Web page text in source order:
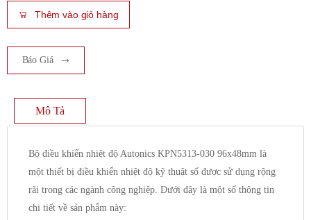
Thêm vào giỏ hàng
Báo Giá
Mô Tả
Bộ điều khiển nhiệt độ Autonics KPN5313-030 96x48mm là
một thiết bị điều khiển nhiệt độ kỹ thuật số được sử dụng rộng
rãi trong các ngành công nghiệp. Dưới đây là một số thông tin
chi tiết về sản phẩm này: